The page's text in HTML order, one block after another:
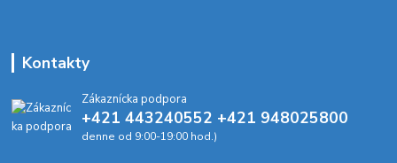
Kontakty
Zákaznícka podpora
+421 443240552 +421 948025800
denne od 9:00-19:00 hod.)